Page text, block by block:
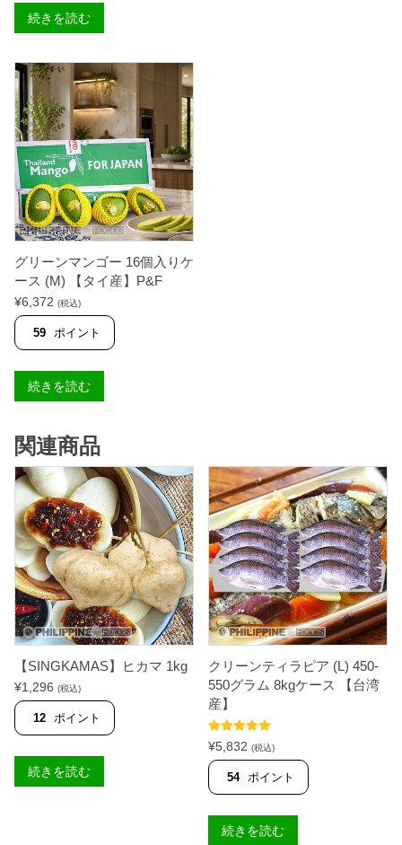
続きを読む
グリーンマンゴー 16個入りケ
ース (M) 【タイ産】P&F
¥6,372 (税込)
59 ポイント
続きを読む
関連商品
【SINGKAMAS】ヒカマ 1kg
¥1,296 (税込)
12 ポイント
続きを読む
クリーンティラピア (L) 450-
550グラム 8kgケース 【台湾
産】
5段階中 5.00
の評価
¥5,832 (税込)
54 ポイント
続きを読む